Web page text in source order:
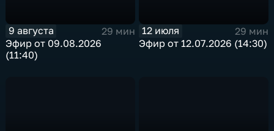
9 августа
29 мин
Эфир от 09.08.2026
(11:40)
12 июля
29 мин
Эфир от 12.07.2026 (14:30)